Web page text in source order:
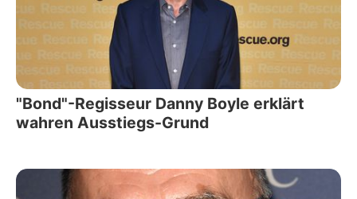
"Bond"-Regisseur Danny Boyle erklärt
wahren Ausstiegs-Grund